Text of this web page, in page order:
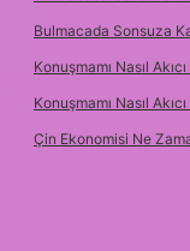
Bulmacada Sonsuza
Konuşmamı Nasıl
Konuşmamı Nasıl
Çin Ekonomisi Ne